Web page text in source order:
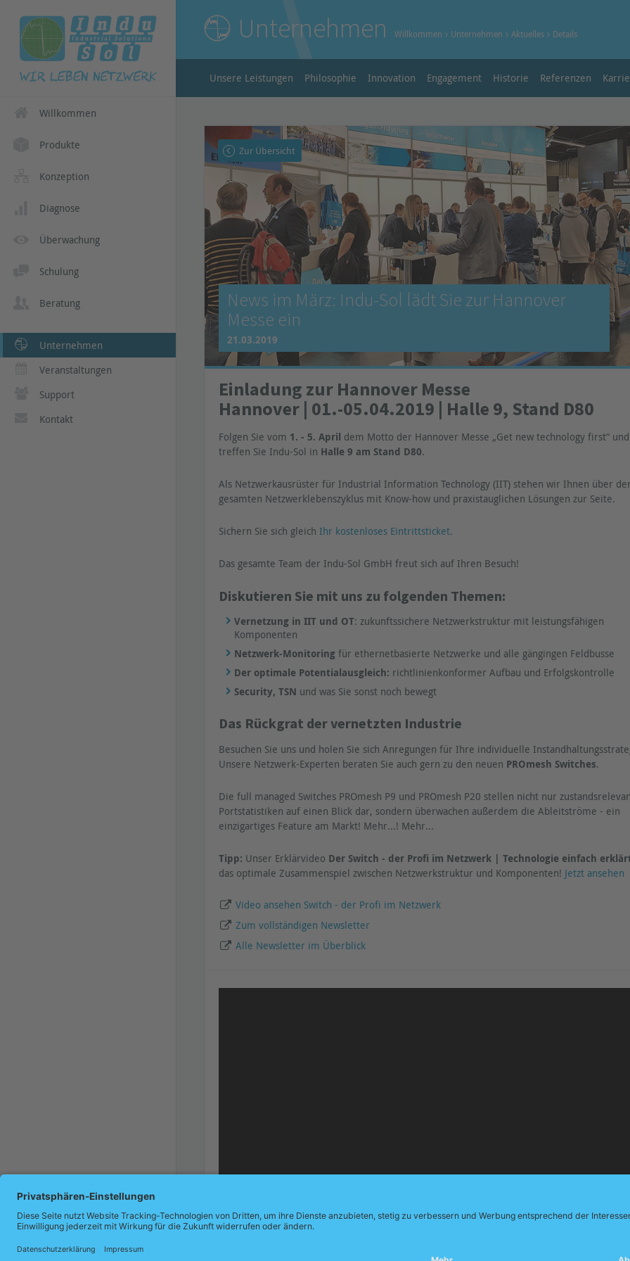
Willkommen
Produkte
Konzeption
Diagnose
Überwachung
Schulung
Beratung
Unternehmen
Veranstaltungen
Support
Kontakt
Unternehmen Willkommen Unternehmen Aktuelles Details
Unsere Leistungen Philosophie Innovation Engagement Historie Referenzen
Zur Übersicht
News im März: Indu-Sol lädt Sie zur Hannover
Messe ein
21.03.2019
Einladung zur Hannover Messe
Hannover | 01.-05.04.2019 | Halle 9, Stand D80
Folgen Sie vom 1. - 5. April dem Motto der Hannover Messe „Get new technology first“ und
treffen Sie Indu-Sol in Halle 9 am Stand D80.
Als Netzwerkausrüster für Industrial Information Technology (IIT) stehen wir Ihnen über
gesamten Netzwerklebenszyklus mit Know-how und praxistauglichen Lösungen zur Seite.
Sichern Sie sich gleichIhr kostenloses Eintrittsticket.
Das gesamte Team der Indu-Sol GmbH freut sich auf Ihren Besuch!
Diskutieren Sie mit uns zu folgenden Themen:
Vernetzung in IIT und OT: zukunftssichere Netzwerkstruktur mit leistungsfähigen
Komponenten
Netzwerk-Monitoring für ethernetbasierte Netzwerke und alle gängingen Feldbusse
Der optimale Potentialausgleich: richtlinienkonformer Aufbau und Erfolgskontrolle
Security, TSN und was Sie sonst noch bewegt
Das Rückgrat der vernetzten Industrie
Besuchen Sie uns und holen Sie sich Anregungen für Ihre individuelle
Unsere Netzwerk-Experten beraten Sie auch gern zu den neuen PROmesh Switches.
Die full managed Switches PROmesh P9 und PROmesh P20 stellen nicht nur
Portstatistiken auf einen Blick dar, sondern überwachen außerdem die Ableitströme - ein
einzigartiges Feature am Markt! Mehr...! Mehr...
Tipp: Unser Erklärvideo Der Switch - der Profi im Netzwerk | Technologie einfach
das optimale Zusammenspiel zwischen Netzwerkstruktur und Komponenten! Jetzt ansehen
Video ansehen Switch - der Profi im Netzwerk
Zum vollständigen Newsletter
Alle Newsletter im Überblick